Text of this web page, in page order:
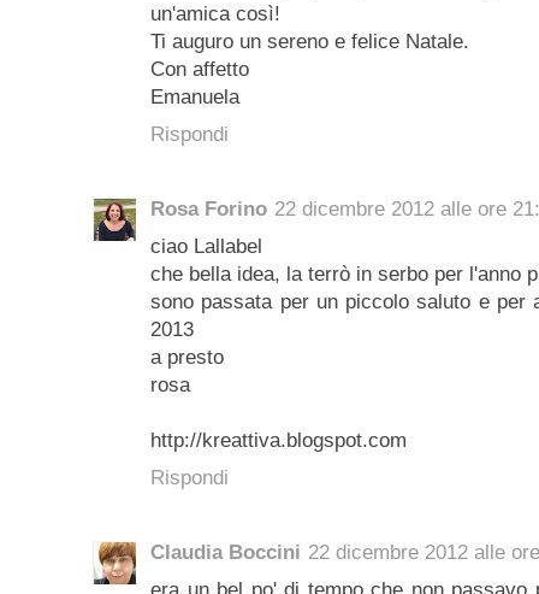
un'amica così!
Ti auguro un sereno e felice Natale.
Con affetto
Emanuela
Rispondi
Rosa Forino 22 dicembre 2012 alle ore
ciao Lallabel
che bella idea, la terrò in serbo per l'anno
sono passata per un piccolo saluto e per
2013
a presto
rosa
http://kreattiva.blogspot.com
Rispondi
Claudia Boccini 22 dicembre 2012 alle